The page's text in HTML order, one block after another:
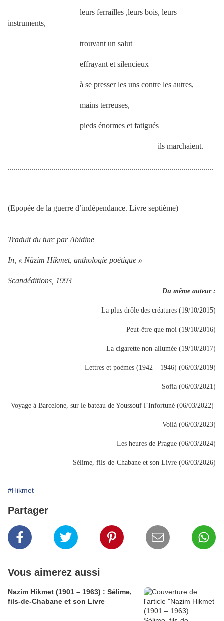
leurs ferrailles ,leurs bois, leurs
instruments,
trouvant un salut
effrayant et silencieux
à se presser les uns contre les autres,
mains terreuses,
pieds énormes et fatigués
ils marchaient.
.......................................................................................................
(Epopée de la guerre d’indépendance. Livre septième)
Traduit du turc par Abidine
In, « Nâzim Hikmet, anthologie poétique »
Scandéditions, 1993
Du même auteur :
La plus drôle des créatures (19/10/2015)
Peut-être que moi (19/10/2016)
La cigarette non-allumée (19/10/2017)
Lettres et poèmes (1942 – 1946) (06/03/2019)
Sofia (06/03/2021)
Voyage à Barcelone, sur le bateau de Youssouf l’Infortuné (06/03/2022)
Voilà (06/03/2023)
Les heures de Prague (06/03/2024)
Sélime, fils-de-Chabane et son Livre (06/03/2026)
#Hikmet
Partager
Vous aimerez aussi
Nazim Hikmet (1901 – 1963) : Sélime,
fils-de-Chabane et son Livre